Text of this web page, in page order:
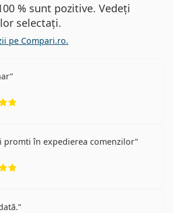
% sunt pozitive. Vedeți
selectați.
pe Compari.ro.
promti în expedierea comenzilor